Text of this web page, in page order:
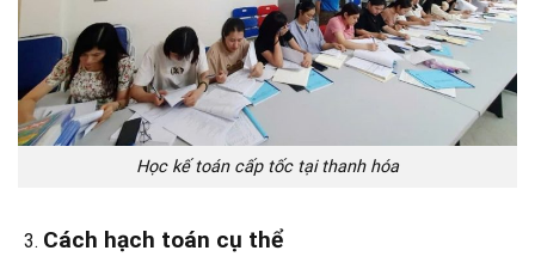
Học kế toán cấp tốc tại thanh hóa
Cách hạch toán cụ thể